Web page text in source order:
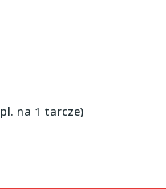
na 1 tarcze)